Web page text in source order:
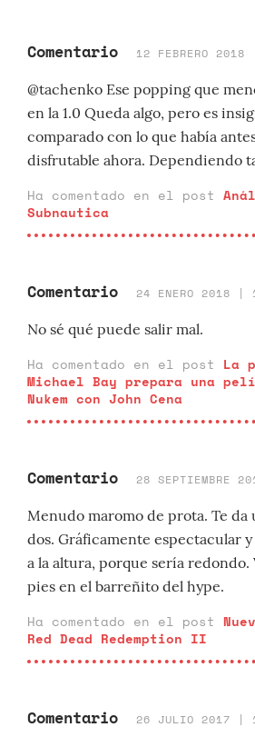
Comentario 12 FEBRERO
@tachenko Ese popping que
en la 1.0 Queda algo, pero es
comparado con lo que había
disfrutable ahora. Dependiendo
Ha comentado en el post
Subnautica
Comentario 24 ENERO 2018 |
No sé qué puede salir mal.
Ha comentado en el post La
Michael Bay prepara una
Nukem con John Cena
Comentario 28 SEPTIEMBRE
Menudo maromo de prota. Te da
dos. Gráficamente espectacular
a la altura, porque sería redondo.
pies en el barreñito del hype.
Ha comentado en el post
Red Dead Redemption II
Comentario 26 JULIO 2017 |